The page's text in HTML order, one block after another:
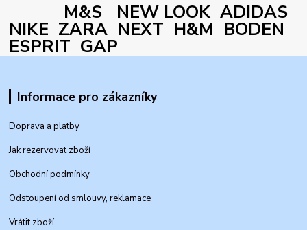
M&S NEW LOOK ADIDAS
NIKE ZARA NEXT H&M BODEN
ESPRIT GAP
Informace pro zákazníky
Doprava a platby
Jak rezervovat zboží
Obchodní podmínky
Odstoupení od smlouvy, reklamace
Vrátit zboží